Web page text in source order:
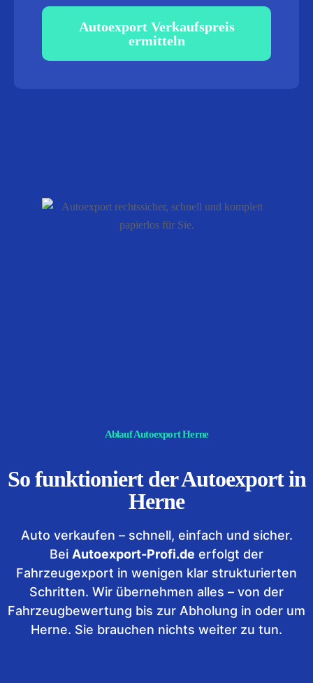
Autoexport Verkaufspreis
ermitteln
Ablauf Autoexport Herne
So funktioniert der Autoexport in
Herne
Auto verkaufen – schnell, einfach und sicher.
Bei Autoexport-Profi.de erfolgt der
Fahrzeugexport in wenigen klar strukturierten
Schritten. Wir übernehmen alles – von der
Fahrzeugbewertung bis zur Abholung in oder um
Herne. Sie brauchen nichts weiter zu tun.